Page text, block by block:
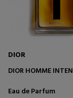
DIOR
DIOR HOMME
Eau de Parfum